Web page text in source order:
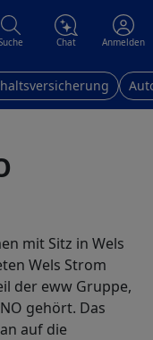
Chat Anmelden
mit Sitz in Wels
Wels Strom
der eww Gruppe,
gehört. Das
auf die